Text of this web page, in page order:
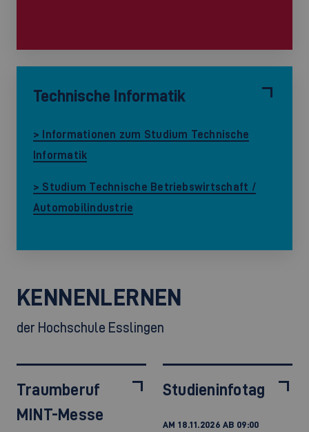
Technische Informatik
> Informationen zum Studium Technische
Informatik
> Studium Technische Betriebswirtschaft /
Automobilindustrie
KENNENLERNEN
der Hochschule Esslingen
Traumberuf
MINT-Messe
Studieninfotag
AM 18.11.2026 AB 09:00